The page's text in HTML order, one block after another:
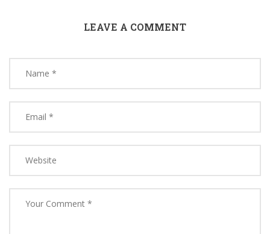
LEAVE A COMMENT